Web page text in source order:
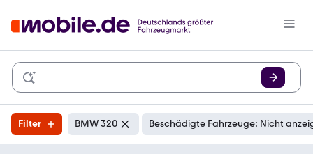
Filter BMW 320 Beschädigte Fahrzeuge: Nicht